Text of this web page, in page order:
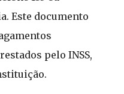
Este documento
pelo INSS,